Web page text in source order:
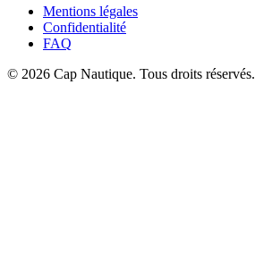
Mentions légales
Confidentialité
FAQ
© 2026 Cap Nautique. Tous droits réservés.